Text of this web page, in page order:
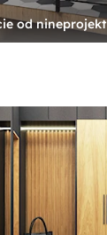
od nineprojekt